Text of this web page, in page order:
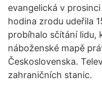
evangelická v
hodina zrodu udeřila
probíhalo sčítání lidu,
náboženské mapě
Československa.
zahraničních stanic.